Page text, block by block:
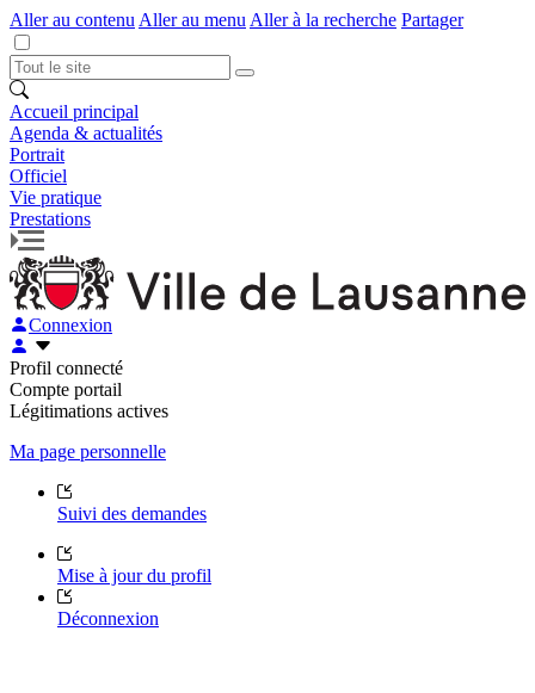
Aller au contenu Aller au menu Aller à la recherche Partager
Accueil principal
Agenda & actualités
Portrait
Officiel
Vie pratique
Prestations
Connexion
Profil connecté
Compte portail
Légitimations actives
Ma page personnelle
Suivi des demandes
Mise à jour du profil
Déconnexion